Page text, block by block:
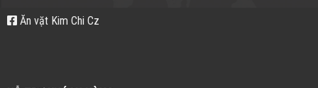
Ăn vặt Kim Chi Cz